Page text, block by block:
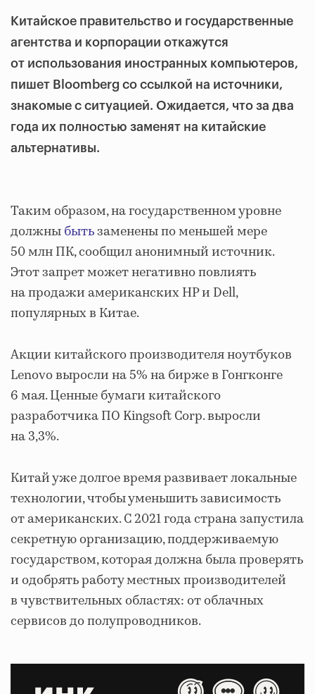
Китайское правительство и государственные
агентства и корпорации откажутся
от использования иностранных компьютеров,
пишет Bloomberg со ссылкой на источники,
знакомые с ситуацией. Ожидается, что за два
года их полностью заменят на китайские
альтернативы.
Таким образом, на государственном уровне
должныбытьзаменены по меньшей мере
50 млн ПК, сообщил анонимный источник.
Этот запрет может негативно повлиять
на продажи американских HP и Dell,
популярных в Китае.
Акции китайского производителя ноутбуков
Lenovo выросли на 5% на бирже в Гонгконге
6 мая. Ценные бумаги китайского
разработчика ПО Kingsoft Corp. выросли
на 3,3%.
Китай уже долгое время развивает локальные
технологии, чтобы уменьшить зависимость
от американских. С 2021 года страна запустила
секретную организацию, поддерживаемую
государством, которая должна была проверять
и одобрять работу местных производителей
в чувствительных областях: от облачных
сервисов до полупроводников.